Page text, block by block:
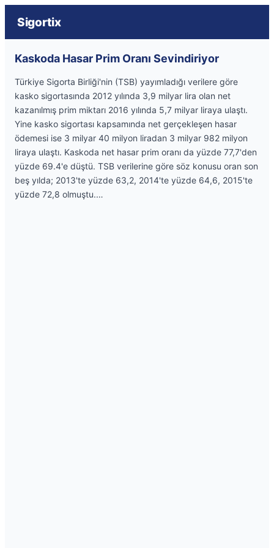
Sigortix
Kaskoda Hasar Prim Oranı Sevindiriyor
Türkiye Sigorta Birliği'nin (TSB) yayımladığı verilere göre
kasko sigortasında 2012 yılında 3,9 milyar lira olan net
kazanılmış prim miktarı 2016 yılında 5,7 milyar liraya ulaştı.
Yine kasko sigortası kapsamında net gerçekleşen hasar
ödemesi ise 3 milyar 40 milyon liradan 3 milyar 982 milyon
liraya ulaştı. Kaskoda net hasar prim oranı da yüzde 77,7'den
yüzde 69.4'e düştü. TSB verilerine göre söz konusu oran son
beş yılda; 2013'te yüzde 63,2, 2014'te yüzde 64,6, 2015'te
yüzde 72,8 olmuştu.…